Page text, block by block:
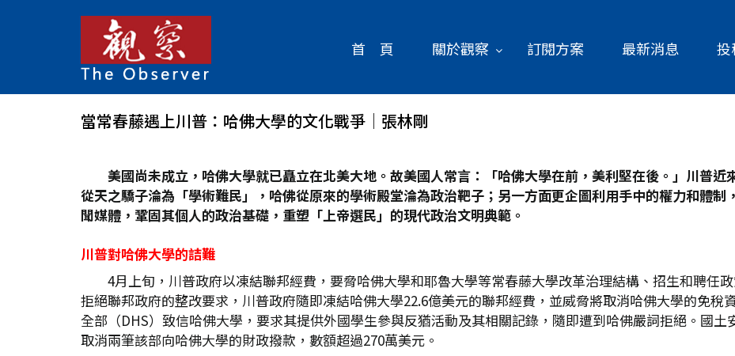
首 頁 關於觀察 訂閱方案 最新消息 投
當常春藤遇上川普：哈佛大學的文化戰爭│張林剛
美國尚未成立，哈佛大學就已矗立在北美大地。故美國人常言：「哈佛大學在前，美利堅在後。」川普
從天之驕子淪為「學術難民」，哈佛從原來的學術殿堂淪為政治靶子；另一方面更企圖利用手中的權力和體
聞媒體，鞏固其個人的政治基礎，重塑「上帝選民」的現代政治文明典範。
川普對哈佛大學的詰難
4月上旬，川普政府以凍結聯邦經費，要脅哈佛大學和耶魯大學等常春藤大學改革治理結構、招生和聘任
拒絕聯邦政府的整改要求，川普政府隨即凍結哈佛大學22.6億美元的聯邦經費，並威脅將取消哈佛大學的免稅
全部（DHS）致信哈佛大學，要求其提供外國學生參與反猶活動及其相關記錄，隨即遭到哈佛嚴詞拒絕。國
取消兩筆該部向哈佛大學的財政撥款，數額超過270萬美元。